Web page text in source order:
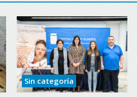
Sin categoría